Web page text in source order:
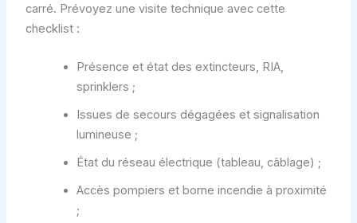
carré. Prévoyez une visite technique avec cette
checklist :
Présence et état des extincteurs, RIA,
sprinklers ;
Issues de secours dégagées et signalisation
lumineuse ;
État du réseau électrique (tableau, câblage) ;
Accès pompiers et borne incendie à proximité
;